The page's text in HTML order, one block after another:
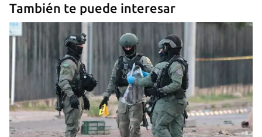
También te puede interesar